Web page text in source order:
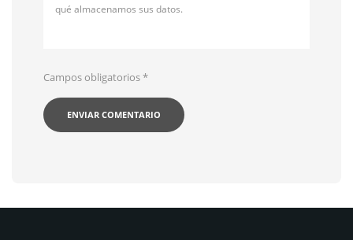
qué almacenamos sus datos.
Campos obligatorios*